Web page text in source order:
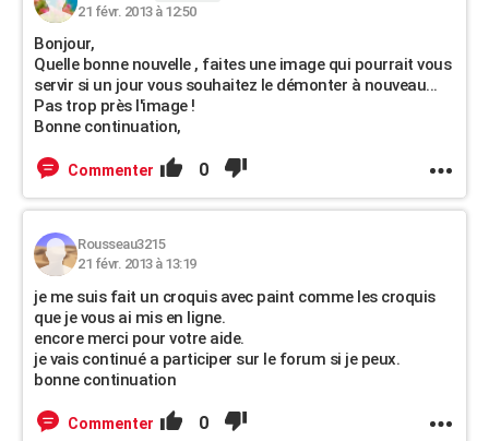
21 févr. 2013 à 12:50
Bonjour,
Quelle bonne nouvelle , faites une image qui pourrait vous
servir si un jour vous souhaitez le démonter à nouveau...
Pas trop près l'image !
Bonne continuation,
Commenter 0
Rousseau3215
21 févr. 2013 à 13:19
je me suis fait un croquis avec paint comme les croquis
que je vous ai mis en ligne.
encore merci pour votre aide.
je vais continué a participer sur le forum si je peux.
bonne continuation
Commenter 0